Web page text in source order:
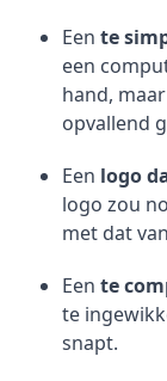
Een te
een
hand,
opvallend
Een logo
logo zou
met dat
Een te
te
snapt.